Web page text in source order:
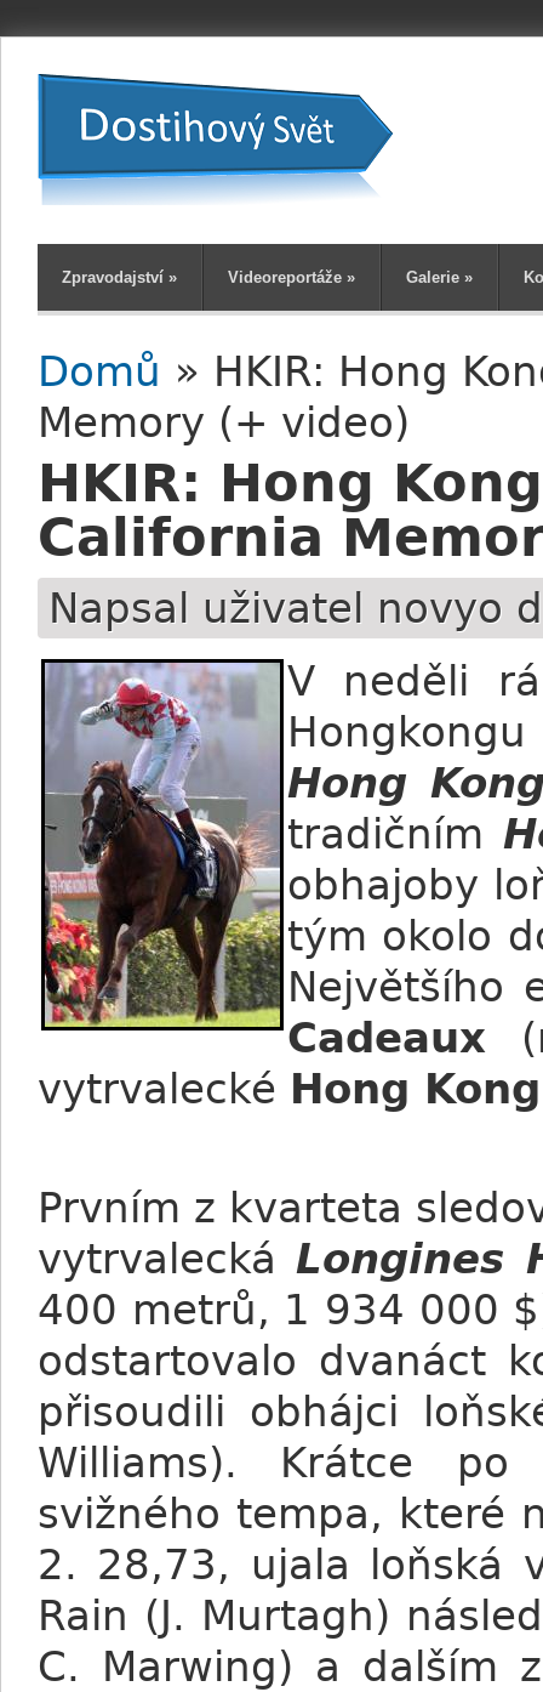
Zpravodajství » Videoreportáže » Galerie »
Jste zde
Domů » HKIR: Hong
Memory (+ video)
HKIR: Hong
California
Napsal uživatel novyo
V neděli
Hong
tradičním
obhajoby
tým okolo
Největšího
Cadeaux
vytrvalecké Hong
Prvním z kvarteta
vytrvaleckáLongines
400 metrů, 1 934 000
odstartovalo dvanáct
přisoudili obhájci
Williams). Krátce
svižného tempa, které
2. 28,73, ujala loňská
Rain (J. Murtagh)
C. Marwing) a dalším